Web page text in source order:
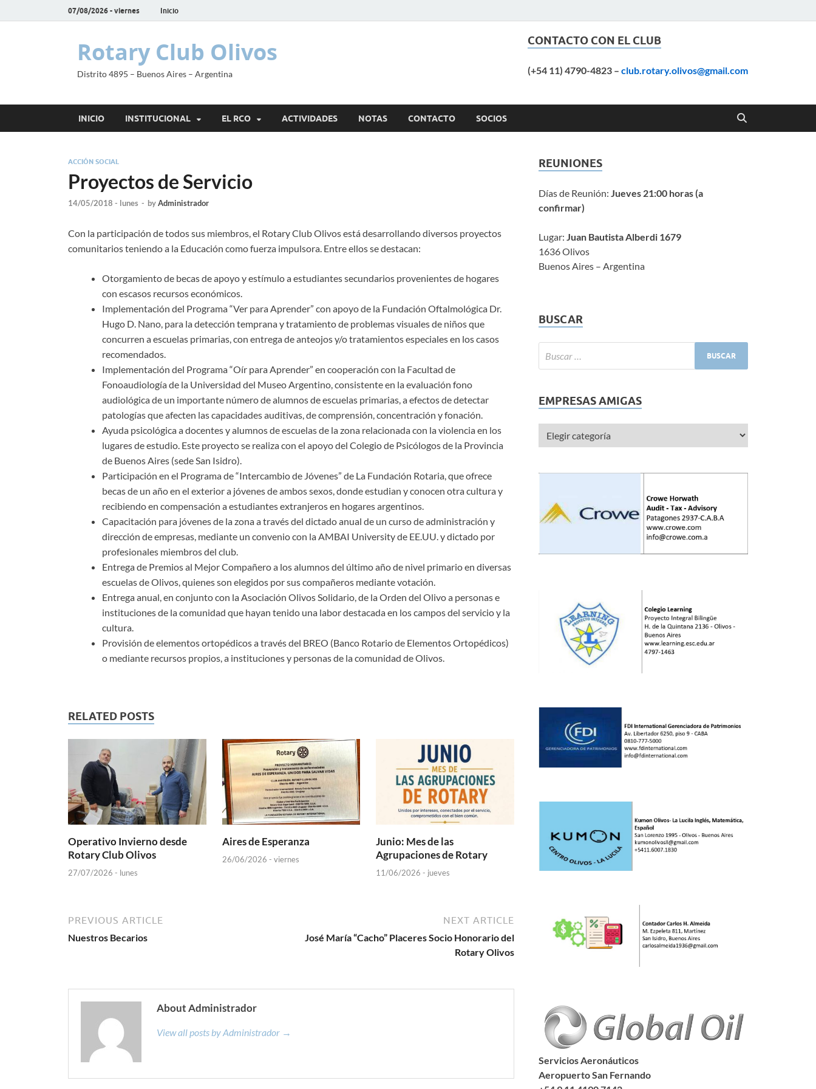
07/08/2026 - viernes Inicio
Rotary Club Olivos
Distrito 4895 – Buenos Aires – Argentina
CONTACTO CON EL CLUB
(+54 11) 4790-4823 – club.rotary.olivos@gmail.com
INICIO INSTITUCIONAL EL RCO ACTIVIDADES NOTAS CONTACTO SOCIOS
ACCIÓN SOCIAL
Proyectos de Servicio
14/05/2018 - lunes - byAdministrador
Con la participación de todos sus miembros, el Rotary Club Olivos está desarrollando diversos proyectos
comunitarios teniendo a la Educación como fuerza impulsora. Entre ellos se destacan:
Otorgamiento de becas de apoyo y estímulo a estudiantes secundarios provenientes de hogares
con escasos recursos económicos.
Implementación del Programa “Ver para Aprender” con apoyo de la Fundación Oftalmológica Dr.
Hugo D. Nano, para la detección temprana y tratamiento de problemas visuales de niños que
concurren a escuelas primarias, con entrega de anteojos y/o tratamientos especiales en los casos
recomendados.
Implementación del Programa “Oír para Aprender” en cooperación con la Facultad de
Fonoaudiología de la Universidad del Museo Argentino, consistente en la evaluación fono
audiológica de un importante número de alumnos de escuelas primarias, a efectos de detectar
patologías que afecten las capacidades auditivas, de comprensión, concentración y fonación.
Ayuda psicológica a docentes y alumnos de escuelas de la zona relacionada con la violencia en los
lugares de estudio. Este proyecto se realiza con el apoyo del Colegio de Psicólogos de la Provincia
de Buenos Aires (sede San Isidro).
Participación en el Programa de “Intercambio de Jóvenes” de La Fundación Rotaria, que ofrece
becas de un año en el exterior a jóvenes de ambos sexos, donde estudian y conocen otra cultura y
recibiendo en compensación a estudiantes extranjeros en hogares argentinos.
Capacitación para jóvenes de la zona a través del dictado anual de un curso de administración y
dirección de empresas, mediante un convenio con la AMBAI University de EE.UU. y dictado por
profesionales miembros del club.
Entrega de Premios al Mejor Compañero a los alumnos del último año de nivel primario en diversas
escuelas de Olivos, quienes son elegidos por sus compañeros mediante votación.
Entrega anual, en conjunto con la Asociación Olivos Solidario, de la Orden del Olivo a personas e
instituciones de la comunidad que hayan tenido una labor destacada en los campos del servicio y la
cultura.
Provisión de elementos ortopédicos a través del BREO (Banco Rotario de Elementos Ortopédicos)
o mediante recursos propios, a instituciones y personas de la comunidad de Olivos.
RELATED POSTS
Operativo Invierno desde
Rotary Club Olivos
27/07/2026 - lunes
Aires de Esperanza
26/06/2026 - viernes
Junio: Mes de las
Agrupaciones de Rotary
11/06/2026 - jueves
PREVIOUS ARTICLE
Nuestros Becarios
NEXT ARTICLE
José María “Cacho” Placeres Socio Honorario del
Rotary Olivos
About Administrador
View all posts by Administrador →
REUNIONES
Días de Reunión:Jueves 21:00 horas (a
confirmar)
Lugar:Juan Bautista Alberdi 1679
1636 Olivos
Buenos Aires – Argentina
BUSCAR
EMPRESAS AMIGAS
Servicios Aeronáuticos
Aeropuerto San Fernando